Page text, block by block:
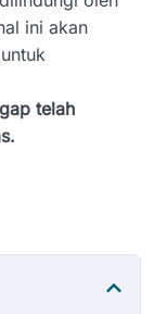
ini akan
telah